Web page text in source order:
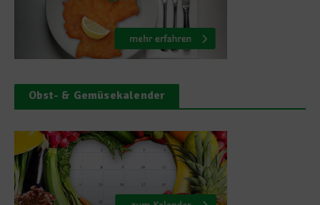
Obst- & Gemüsekalender